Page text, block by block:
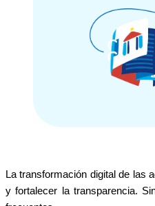
La transformación digital de las
y fortalecer la transparencia.